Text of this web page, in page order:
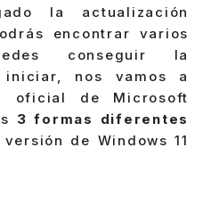
la actualización
encontrar varios
conseguir la
iniciar, nos vamos a
oficial de Microsoft
3 formas diferentes
de Windows 11